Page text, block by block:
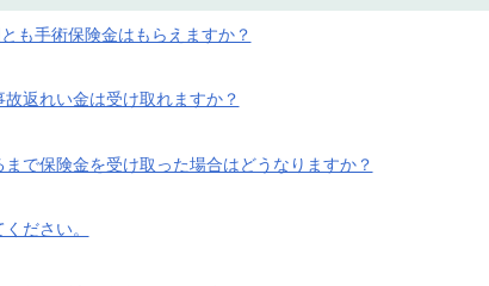
も手術保険金はもらえますか？
返れい金は受け取れますか？
で保険金を受け取った場合はどうなりますか？
ださい。